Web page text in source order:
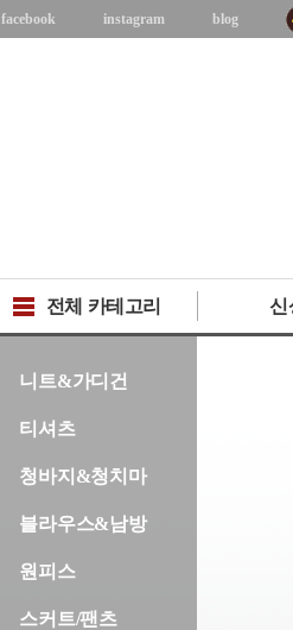
facebook instagram blog
전체 카테고리 신
니트&가디건
티셔츠
청바지&청치마
블라우스&남방
원피스
스커트/팬츠